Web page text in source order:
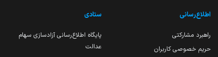
اطلاع‌رسانی
راهبرد مشارکتی
حریم خصوصی کاربران
ستادی
پایگاه اطلاع‌رسانی آزادسازی سهام
عدالت